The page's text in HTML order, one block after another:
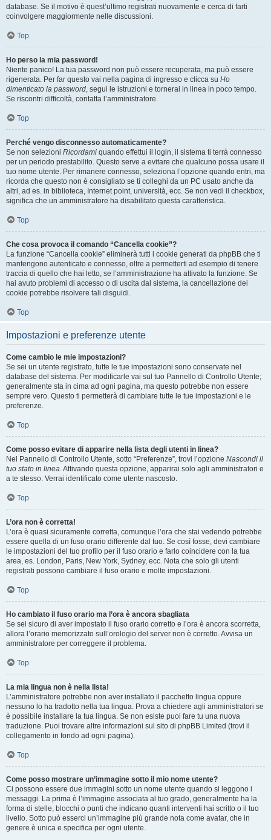
database. Se il motivo è quest’ultimo registrati nuovamente e cerca di farti
coinvolgere maggiormente nelle discussioni.
Top
Ho perso la mia password!
Niente panico! La tua password non può essere recuperata, ma può essere
rigenerata. Per far questo vai nella pagina di ingresso e clicca su Ho
dimenticato la password, segui le istruzioni e tornerai in linea in poco tempo.
Se riscontri difficoltà, contatta l’amministratore.
Top
Perché vengo disconnesso automaticamente?
Se non selezioni Ricordami quando effettui il login, il sistema ti terrà connesso
per un periodo prestabilito. Questo serve a evitare che qualcuno possa usare il
tuo nome utente. Per rimanere connesso, seleziona l’opzione quando entri, ma
ricorda che questo non è consigliato se ti colleghi da un PC usato anche da
altri, ad es. in biblioteca, Internet point, università, ecc. Se non vedi il checkbox,
significa che un amministratore ha disabilitato questa caratteristica.
Top
Che cosa provoca il comando “Cancella cookie”?
La funzione “Cancella cookie” eliminerà tutti i cookie generati da phpBB che ti
mantengono autenticato e connesso, oltre a permetterti ad esempio di tenere
traccia di quello che hai letto, se l’amministrazione ha attivato la funzione. Se
hai avuto problemi di accesso o di uscita dal sistema, la cancellazione dei
cookie potrebbe risolvere tali disguidi.
Top
Impostazioni e preferenze utente
Come cambio le mie impostazioni?
Se sei un utente registrato, tutte le tue impostazioni sono conservate nel
database del sistema. Per modificarle vai sul tuo Pannello di Controllo Utente;
generalmente sta in cima ad ogni pagina, ma questo potrebbe non essere
sempre vero. Questo ti permetterà di cambiare tutte le tue impostazioni e le
preferenze.
Top
Come posso evitare di apparire nella lista degli utenti in linea?
Nel Pannello di Controllo Utente, sotto “Preferenze”, trovi l’opzione Nascondi il
tuo stato in linea. Attivando questa opzione, apparirai solo agli amministratori e
a te stesso. Verrai identificato come utente nascosto.
Top
L’ora non è corretta!
L’ora è quasi sicuramente corretta, comunque l’ora che stai vedendo potrebbe
essere quella di un fuso orario differente dal tuo. Se così fosse, devi cambiare
le impostazioni del tuo profilo per il fuso orario e farlo coincidere con la tua
area, es. London, Paris, New York, Sydney, ecc. Nota che solo gli utenti
registrati possono cambiare il fuso orario e molte impostazioni.
Top
Ho cambiato il fuso orario ma l’ora è ancora sbagliata
Se sei sicuro di aver impostato il fuso orario corretto e l’ora è ancora scorretta,
allora l’orario memorizzato sull’orologio del server non è corretto. Avvisa un
amministratore per correggere il problema.
Top
La mia lingua non è nella lista!
L’amministratore potrebbe non aver installato il pacchetto lingua oppure
nessuno lo ha tradotto nella tua lingua. Prova a chiedere agli amministratori se
è possibile installare la tua lingua. Se non esiste puoi fare tu una nuova
traduzione. Puoi trovare altre informazioni sul sito di phpBB Limited (trovi il
collegamento in fondo ad ogni pagina).
Top
Come posso mostrare un’immagine sotto il mio nome utente?
Ci possono essere due immagini sotto un nome utente quando si leggono i
messaggi. La prima è l’immagine associata al tuo grado, generalmente ha la
forma di stelle, blocchi o punti che indicano quanti interventi hai scritto o il tuo
livello. Sotto può esserci un’immagine più grande nota come avatar, che in
genere è unica e specifica per ogni utente.